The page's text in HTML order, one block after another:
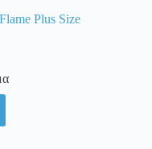
Plus Size